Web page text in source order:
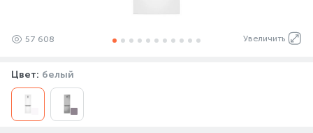
Увеличить
57 608
Цвет: белый